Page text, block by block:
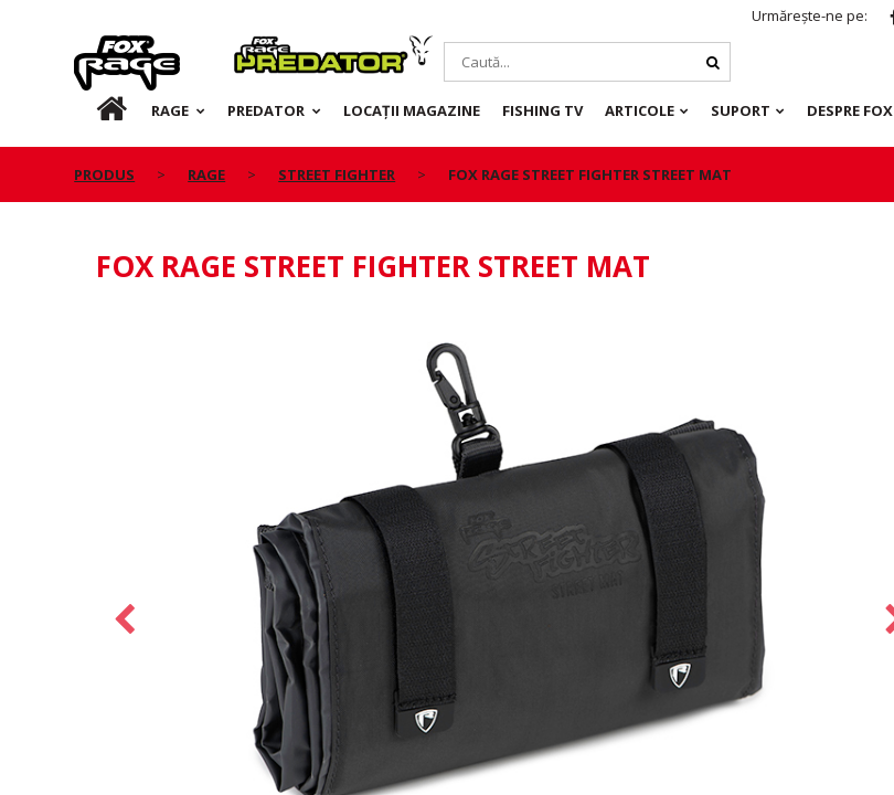
Urmărește-ne pe:
Rage Predator
RO RAGE PREDATOR LOCAȚII MAGAZINE FISHING TV ARTICOLE SUPORT DESPRE FOX
PRODUS RAGE STREET FIGHTER FOX RAGE STREET FIGHTER STREET MAT
FOX RAGE STREET FIGHTER STREET MAT